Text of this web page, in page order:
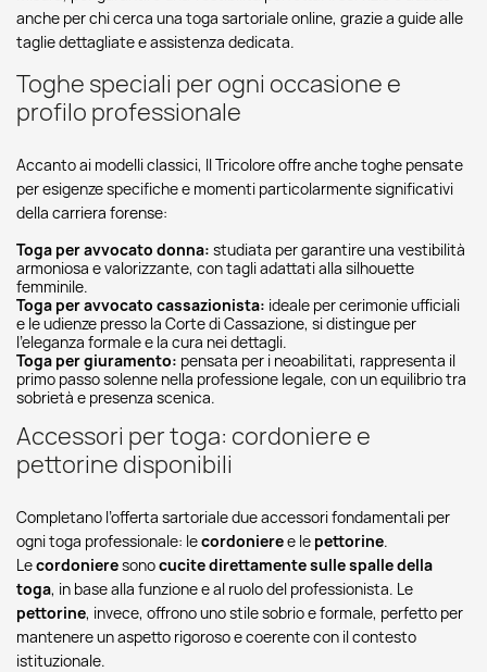
anche per chi cerca una toga sartoriale online, grazie a guide alle
taglie dettagliate e assistenza dedicata.
Toghe speciali per ogni occasione e
profilo professionale
Accanto ai modelli classici, Il Tricolore offre anche toghe pensate
per esigenze specifiche e momenti particolarmente significativi
della carriera forense:
Toga per avvocato donna: studiata per garantire una vestibilità
armoniosa e valorizzante, con tagli adattati alla silhouette
femminile.
Toga per avvocato cassazionista: ideale per cerimonie ufficiali
e le udienze presso la Corte di Cassazione, si distingue per
l’eleganza formale e la cura nei dettagli.
Toga per giuramento: pensata per i neoabilitati, rappresenta il
primo passo solenne nella professione legale, con un equilibrio tra
sobrietà e presenza scenica.
Accessori per toga: cordoniere e
pettorine disponibili
Completano l’offerta sartoriale due accessori fondamentali per
ogni toga professionale: lecordonieree le pettorine.
Lecordonieresonocucite direttamente sulle spalle della
toga, in base alla funzione e al ruolo del professionista. Le
pettorine, invece, offrono uno stile sobrio e formale, perfetto per
mantenere un aspetto rigoroso e coerente con il contesto
istituzionale.